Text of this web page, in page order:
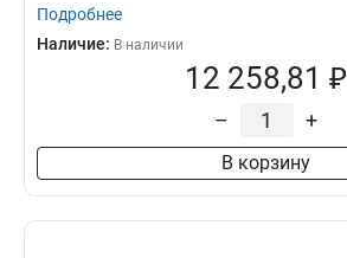
Подробнее
Наличие: В наличии
12 258,81 ₽
– +
В корзину